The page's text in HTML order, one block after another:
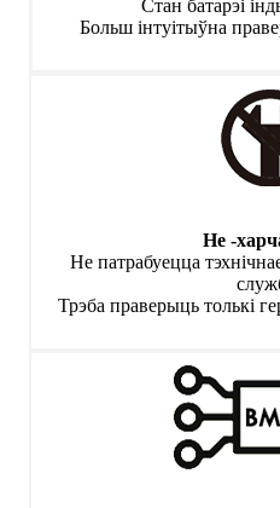
Стан батарэі
Больш інтуітыўна
Не -
Не патрабуецца
Трэба праверыць толькі